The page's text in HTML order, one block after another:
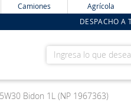
Camiones Agrícola
DESPACHO A
Ingresa lo que
Bidon 1L (NP 1967363)